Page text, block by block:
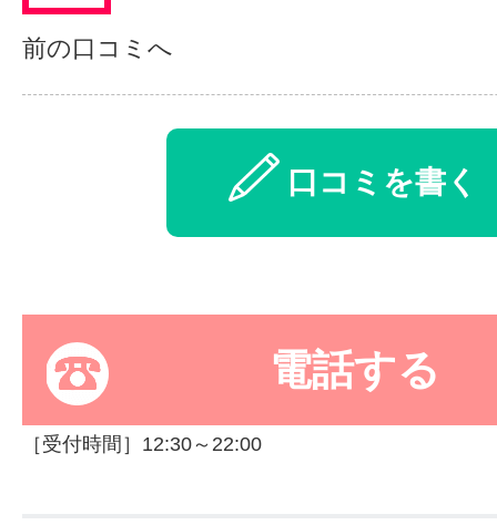
前の口コミへ
口コミを書く
電話する
［受付時間］12:30～22:00